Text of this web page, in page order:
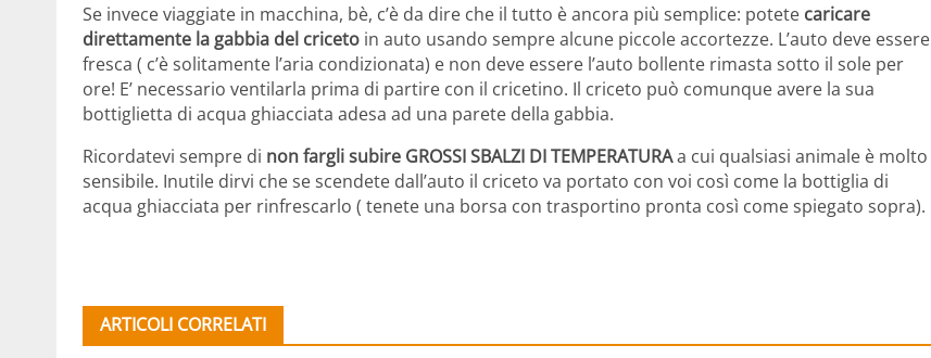
Se invece viaggiate in macchina, bè, c’è da dire che il tutto è ancora più semplice: potete caricare
direttamente la gabbia del criceto in auto usando sempre alcune piccole accortezze. L’auto deve essere
fresca ( c’è solitamente l’aria condizionata) e non deve essere l’auto bollente rimasta sotto il sole per
ore! E’ necessario ventilarla prima di partire con il cricetino. Il criceto può comunque avere la sua
bottiglietta di acqua ghiacciata adesa ad una parete della gabbia.
Ricordatevi sempre di non fargli subire GROSSI SBALZI DI TEMPERATURAa cui qualsiasi animale è molto
sensibile. Inutile dirvi che se scendete dall’auto il criceto va portato con voi così come la bottiglia di
acqua ghiacciata per rinfrescarlo ( tenete una borsa con trasportino pronta così come spiegato sopra).
ARTICOLI CORRELATI